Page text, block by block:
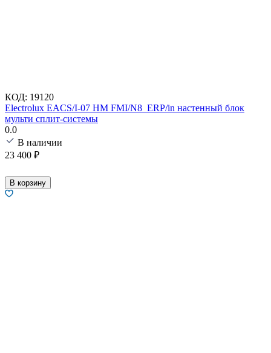
КОД: 19120
Electrolux EACS/I-07 HM FMI/N8_ERP/in настенный блок
мульти сплит-системы
0.0
В наличии
23 400 ₽
В корзину